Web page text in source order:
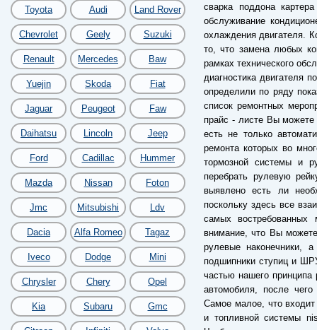
Toyota Audi Land Rover
Chevrolet Geely Suzuki
Renault Mercedes Baw
Yuejin Skoda Fiat
Jaguar Peugeot Faw
Daihatsu Lincoln Jeep
Ford Cadillac Hummer
Mazda Nissan Foton
Jmc Mitsubishi Ldv
Dacia Alfa Romeo Tagaz
Iveco Dodge Mini
Chrysler Chery Opel
Kia Subaru Gmc
сварка поддона
обслуживание
охлаждения двигателя.
то, что замена любых
рамках технического
диагностика двигателя
определили по ряду
список ремонтных
прайс - листе Вы можете
есть не только
ремонта которых во
тормозной системы и
перебрать рулевую
выявлено есть ли
поскольку здесь все
самых
внимание, что Вы
рулевые наконечники,
подшипники ступиц и
частью нашего принципа
автомобиля, после
Самое малое, что входит
и топливной системы